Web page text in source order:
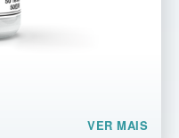
VER MAIS